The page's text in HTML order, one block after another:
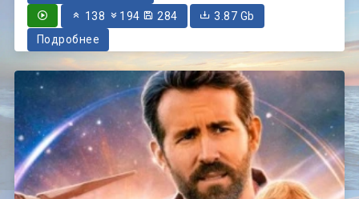
138
194 284
3.87 Gb
Подробнее